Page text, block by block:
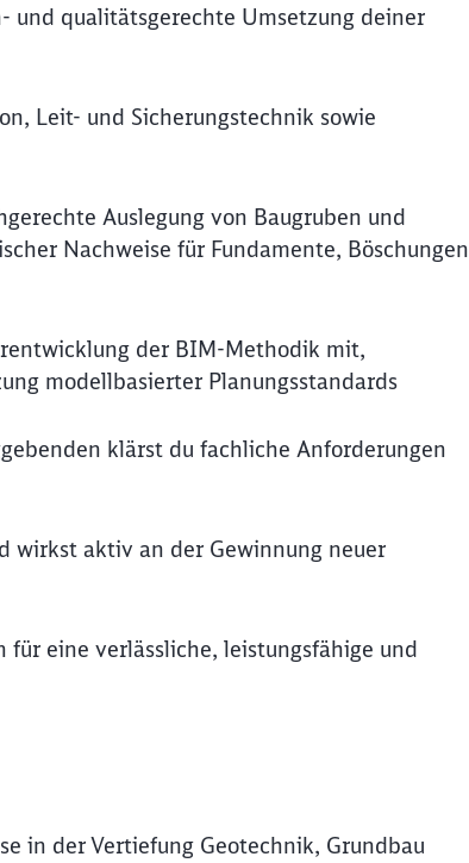
und qualitätsgerechte Umsetzung deiner
Leit- und Sicherungstechnik sowie
Auslegung von Baugruben und
Nachweise für Fundamente, Böschungen
der BIM-Methodik mit,
modellbasierter Planungsstandards
klärst du fachliche Anforderungen
wirkst aktiv an der Gewinnung neuer
eine verlässliche, leistungsfähige und
in der Vertiefung Geotechnik, Grundbau